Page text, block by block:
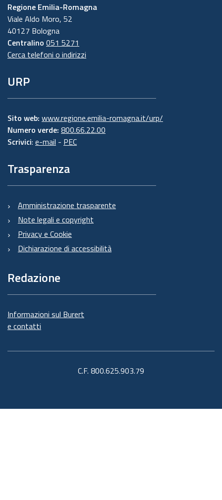
Regione Emilia-Romagna
Viale Aldo Moro, 52
40127 Bologna
Centralino 051 5271
Cerca telefoni o indirizzi
URP
Sito web: www.regione.emilia-romagna.it/urp/
Numero verde: 800.66.22.00
Scrivici: e-mail - PEC
Trasparenza
Amministrazione trasparente
Note legali e copyright
Privacy e Cookie
Dichiarazione di accessibilità
Redazione
Informazioni sul Burert
e contatti
C.F. 800.625.903.79